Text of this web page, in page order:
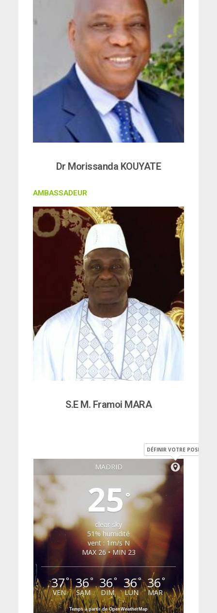
Dr Morissanda KOUYATE
AMBASSADEUR
S.E M. Framoi MARA
MADRID
DÉFINIR VOTRE POSITION
25°
clear sky
51% humidité
vent : 1m/s N
MAX 26 • MIN 23
37°
VEN
36°
SAM
36°
DIM
36°
LUN
36°
MAR
Temps à partir de OpenWeatherMap